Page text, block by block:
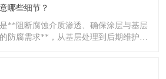
哪些细节？
**阻断腐蚀介质渗透、确保涂层与基层
防腐需求**，从基层处理到后期维护，